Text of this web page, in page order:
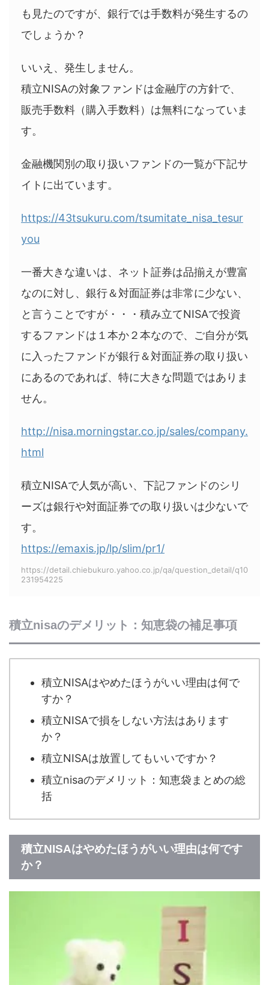
も見たのですが、銀行では手数料が発生するの
でしょうか？
いいえ、発生しません。
積立NISAの対象ファンドは金融庁の方針で、
販売手数料（購入手数料）は無料になっていま
す。
金融機関別の取り扱いファンドの一覧が下記サ
イトに出ています。
https://43tsukuru.com/tsumitate_nisa_tesur
you
一番大きな違いは、ネット証券は品揃えが豊富
なのに対し、銀行＆対面証券は非常に少ない、
と言うことですが・・・積み立てNISAで投資
するファンドは１本か２本なので、ご自分が気
に入ったファンドが銀行＆対面証券の取り扱い
にあるのであれば、特に大きな問題ではありま
せん。
http://nisa.morningstar.co.jp/sales/company.
html
積立NISAで人気が高い、下記ファンドのシリ
ーズは銀行や対面証券での取り扱いは少ないで
す。
https://emaxis.jp/lp/slim/pr1/
https://detail.chiebukuro.yahoo.co.jp/qa/question_detail/q10
231954225
積立nisaのデメリット：知恵袋の補足事項
積立NISAはやめたほうがいい理由は何で
すか？
積立NISAで損をしない方法はあります
か？
積立NISAは放置してもいいですか？
積立nisaのデメリット：知恵袋まとめの総
括
積立NISAはやめたほうがいい理由は何です
か？